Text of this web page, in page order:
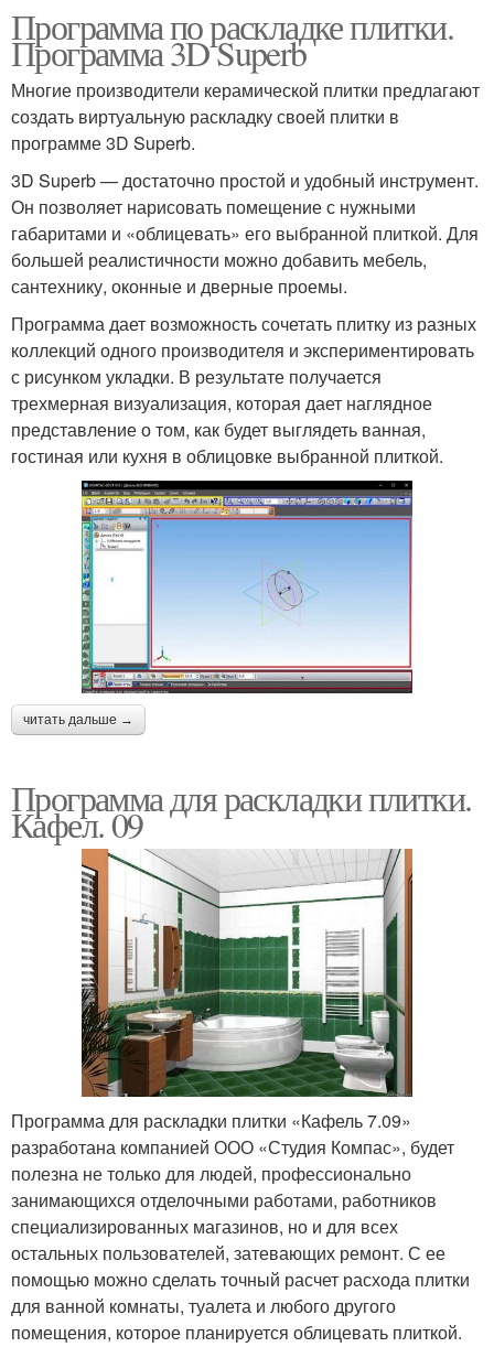
Программа по раскладке плитки.
Программа 3D Superb
Многие производители керамической плитки предлагают
создать виртуальную раскладку своей плитки в
программе 3D Superb.
3D Superb — достаточно простой и удобный инструмент.
Он позволяет нарисовать помещение с нужными
габаритами и «облицевать» его выбранной плиткой. Для
большей реалистичности можно добавить мебель,
сантехнику, оконные и дверные проемы.
Программа дает возможность сочетать плитку из разных
коллекций одного производителя и экспериментировать
с рисунком укладки. В результате получается
трехмерная визуализация, которая дает наглядное
представление о том, как будет выглядеть ванная,
гостиная или кухня в облицовке выбранной плиткой.
читать дальше →
Программа для раскладки плитки.
Кафел. 09
Программа для раскладки плитки «Кафель 7.09»
разработана компанией ООО «Студия Компас», будет
полезна не только для людей, профессионально
занимающихся отделочными работами, работников
специализированных магазинов, но и для всех
остальных пользователей, затевающих ремонт. С ее
помощью можно сделать точный расчет расхода плитки
для ванной комнаты, туалета и любого другого
помещения, которое планируется облицевать плиткой.